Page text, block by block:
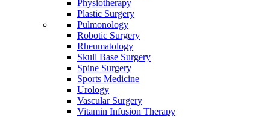
Physiotherapy
Plastic Surgery
Pulmonology
Robotic Surgery
Rheumatology
Skull Base Surgery
Spine Surgery
Sports Medicine
Urology
Vascular Surgery
Vitamin Infusion Therapy